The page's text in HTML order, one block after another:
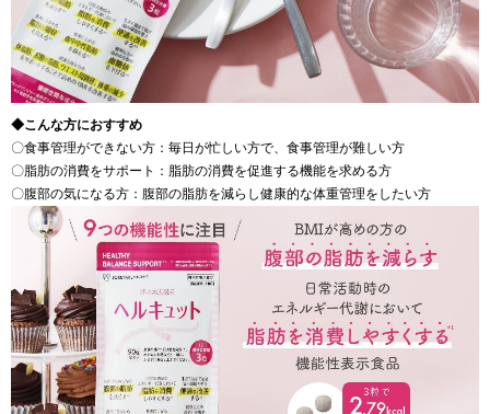
◆こんな方におすすめ
〇食事管理ができない方：毎日が忙しい方で、食事管理が難しい方
〇脂肪の消費をサポート：脂肪の消費を促進する機能を求める方
〇腹部の気になる方：腹部の脂肪を減らし健康的な体重管理をしたい方